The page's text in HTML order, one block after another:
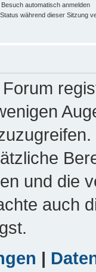
Besuch automatisch anmelden
während dieser Sitzung
und die
auch
|